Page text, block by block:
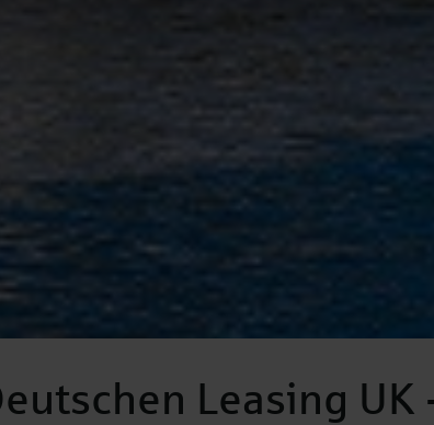
Leasing UK